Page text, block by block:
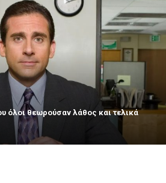
όλοι θεωρούσαν λάθος και τελικά